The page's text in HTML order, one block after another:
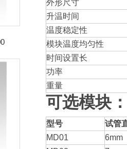
外形尺寸
升温时间
温度稳定性
模块温度均匀性
时间设置长
功率
重量
可选模块
型号
试管
MD01
6mm